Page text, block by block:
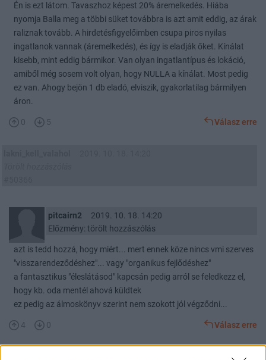
Én is ezt látom. Tavaszhoz képest 20% áremelkedés. Hiába
nyomja Balla meg a többi süket továbbra is azt amit eddig, az árak
raliznak tovább. A hirdetésfigyelőimben csupa piros nyilas
ingatlanok vannak (áremelkedés), és így is eladják őket. Kínálat
kisebb, mint eddig bármikor. Van olyan ingatlantípus és lokáció,
amiből még sosem volt olyan, hogy NULLA a kínálat. Most pedig
ez van. Ahogy bejön 1 db eladó, elviszik, gyakorlatilag bármilyen
áron.
0 5 Válasz erre
pitcairn2
2019. 10. 18. 14:20
Előzmény: törölt hozzászólás
azt is tedd hozzá, hogy miért... mert ennek köze nincs vmi szerves
"visszarendeződéshez"... vagy "organikus fejlődéshez"
a fantasztikus "éleslátásod" kapcsán pedig arról se feledkezz el,
hogy kb. oda mentél ahová küldtek
ez pedig az álmoskönyv szerint nem szokott jól végződni...
4 0 Válasz erre